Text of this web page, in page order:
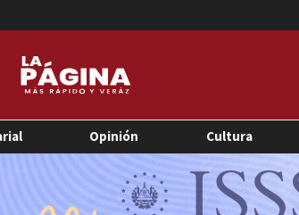
Opinión Cultura